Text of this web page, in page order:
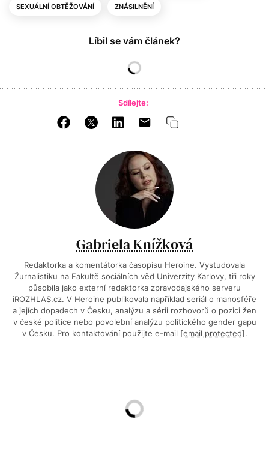
SEXUÁLNÍ OBTĚŽOVÁNÍ ZNÁSILNĚNÍ
Líbil se vám článek?
Sdílejte:
Gabriela Knížková
Redaktorka a komentátorka časopisu Heroine. Vystudovala
Žurnalistiku na Fakultě sociálních věd Univerzity Karlovy, tři roky
působila jako externí redaktorka zpravodajského serveru
iROZHLAS.cz. V Heroine publikovala například seriál o manosféře
a jejích dopadech v Česku, analýzu a sérii rozhovorů o pozici žen
v české politice nebo povolební analýzu politického gender gapu
v Česku. Pro kontaktování použijte e-mail [email protected].